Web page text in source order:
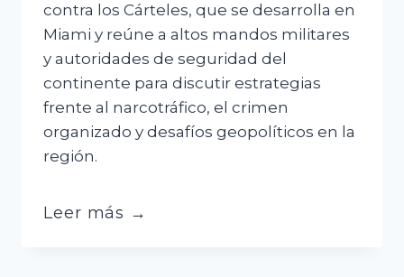
contra los Cárteles, que se desarrolla en
Miami y reúne a altos mandos militares
y autoridades de seguridad del
continente para discutir estrategias
frente al narcotráfico, el crimen
organizado y desafíos geopolíticos en la
región.
Leer más →
Bolivia